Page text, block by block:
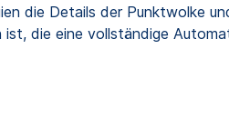
die Details der Punktwolke
die eine vollständige